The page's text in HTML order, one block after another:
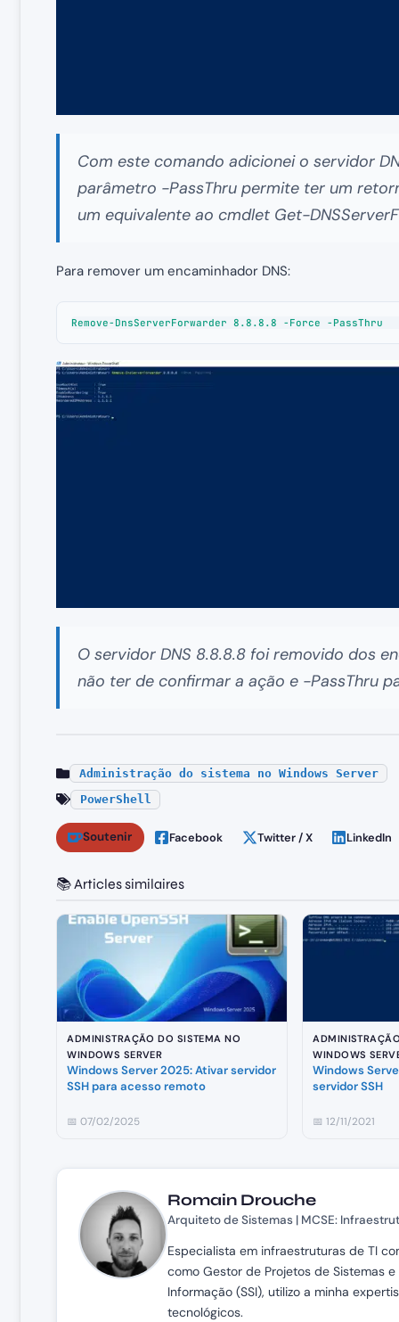
Com este comando adicionei o servidor
parâmetro -PassThru permite ter um
um equivalente ao cmdlet Get-
Para remover um encaminhador DNS:
Remove-DnsServerForwarder 8.8.8.8 -Force -PassThru
O servidor DNS 8.8.8.8 foi removido dos
não ter de confirmar a ação e -PassThru
Administração do sistema no Windows Server
PowerShell
Soutenir Facebook Twitter / X LinkedIn
📚 Articles similaires
ADMINISTRAÇÃO DO SISTEMA NO
WINDOWS SERVER
Windows Server 2025: Ativar servidor
SSH para acesso remoto
📅 07/02/2025
WINDOWS
Windows
servidor SSH
📅 12/11/2021
Romain Drouche
Arquiteto de Sistemas | MCSE:
Especialista em infraestruturas de TI
como Gestor de Projetos de Sistemas
Informação (SSI), utilizo a minha
tecnológicos.